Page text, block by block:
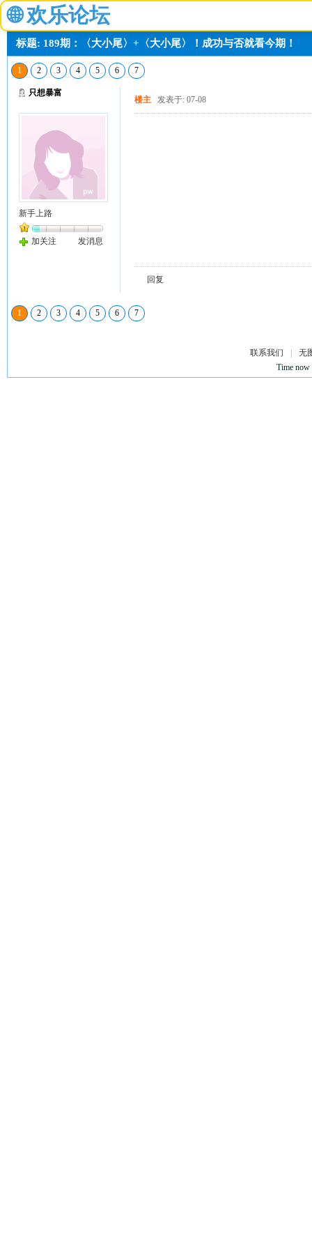
🌐 欢乐论坛
标题: 189期：〈大小尾〉+〈大小尾〉！成功与否就看今期！
1 2 3 4 5 6 7
只想暴富
新手上路
加关注 发消息
楼主 发表于: 07-08
回复
1 2 3 4 5 6 7
联系我们
无
Time now